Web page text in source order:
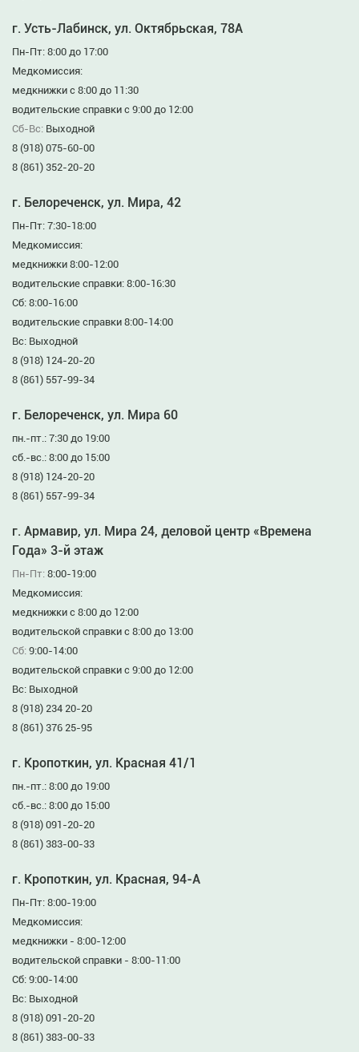
г. Усть-Лабинск, ул. Октябрьская, 78А
Пн-Пт: 8:00 до 17:00
Медкомиссия:
медкнижки с 8:00 до 11:30
водительские справки с 9:00 до 12:00
Сб-Вс: Выходной
8 (918) 075-60-00
8 (861) 352-20-20
г. Белореченск, ул. Мира, 42
Пн-Пт: 7:30-18:00
Медкомиссия:
медкнижки 8:00-12:00
водительские справки: 8:00-16:30
Сб: 8:00-16:00
водительские справки 8:00-14:00
Вс: Выходной
8 (918) 124-20-20
8 (861) 557-99-34
г. Белореченск, ул. Мира 60
пн.-пт.: 7:30 до 19:00
сб.-вс.: 8:00 до 15:00
8 (918) 124-20-20
8 (861) 557-99-34
г. Армавир, ул. Мира 24, деловой центр «Времена
Года» 3-й этаж
Пн-Пт: 8:00-19:00
Медкомиссия:
медкнижки с 8:00 до 12:00
водительской справки с 8:00 до 13:00
Сб: 9:00-14:00
водительской справки с 9:00 до 12:00
Вс: Выходной
8 (918) 234 20-20
8 (861) 376 25-95
г. Кропоткин, ул. Красная 41/1
пн.-пт.: 8:00 до 19:00
сб.-вс.: 8:00 до 15:00
8 (918) 091-20-20
8 (861) 383-00-33
г. Кропоткин, ул. Красная, 94-А
Пн-Пт: 8:00-19:00
Медкомиссия:
медкнижки - 8:00-12:00
водительской справки - 8:00-11:00
Сб: 9:00-14:00
Вс: Выходной
8 (918) 091-20-20
8 (861) 383-00-33